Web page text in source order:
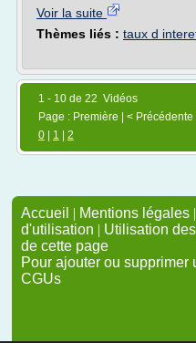
Voir la suite
Thèmes liés : taux d
1 - 10 de 22 Vidéos
Page : Première | < Précédente |
0
1 2
Accueil | Mentions légales |
d'utilisation | Utilisation
de cette page
Pour ajouter ou supprimer
CGUs